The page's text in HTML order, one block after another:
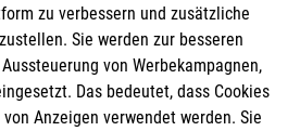
zu verbessern und zusätzliche
Sie werden zur besseren
von Werbekampagnen,
Das bedeutet, dass Cookies
Anzeigen verwendet werden. Sie